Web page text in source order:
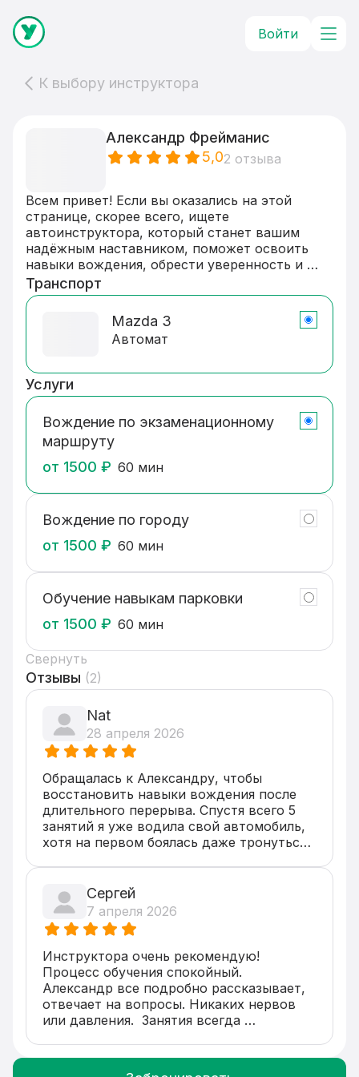
Войти
К выбору инструктора
Александр Фрейманис
5,02 отзыва
Всем привет! Если вы оказались на этой
странице, скорее всего, ищете
автоинструктора, который станет вашим
надёжным наставником, поможет освоить
навыки вождения, обрести уверенность и
получать от этого процесса удовольствие.
Мой опыт управления автомобилем — 19 лет,
но я прекрасно помню, как сам обучался и
сталкивался со сложностями. Поэтому моя
основная задача — сделать ваше обучение
комфортным и спокойным.
Транспорт
Mazda 3
Автомат
Услуги
Вождение по экзаменационному
маршруту
от 1500 ₽ 60 мин
Вождение по городу
от 1500 ₽ 60 мин
Обучение навыкам парковки
от 1500 ₽ 60 мин
Свернуть
Отзывы (2)
Nat
28 апреля 2026
Обращалась к Александру, чтобы
восстановить навыки вождения после
длительного перерыва. Спустя всего 5
занятий я уже водила свой автомобиль,
хотя на первом боялась даже тронуться
материалы, помогал советом по машине
и вождению. Учебный автомобиль
чистый, аккуратный, целый 😅. И что
особенно важно, сам инструктор
спокойный, приятный в общении, в
хорошем настроении. Как будто
проводишь время со старым другом, а
не с учителем. Было даже немножко
грустно, когда занятия закончились 😢
Сергей
7 апреля 2026
Инструктора очень рекомендую!
Процесс обучения спокойный.
Александр все подробно рассказывает,
отвечает на вопросы. Никаких нервов
или давления.  Занятия всегда